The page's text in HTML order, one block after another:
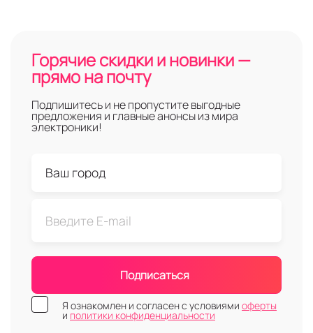
Горячие скидки и новинки —
прямо на почту
Подпишитесь и не пропустите выгодные
предложения и главные анонсы из мира
электроники!
Подписаться
Я ознакомлен и согласен с условиями оферты
и политики конфиденциальности